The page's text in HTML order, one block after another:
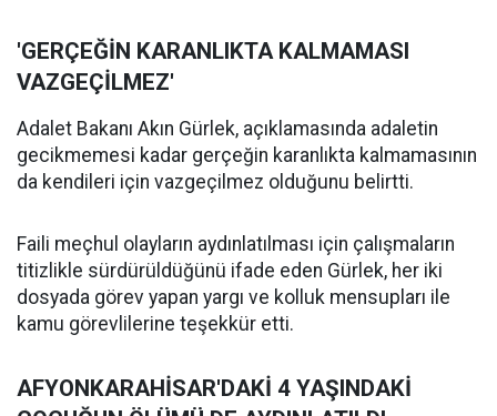
'GERÇEĞİN KARANLIKTA KALMAMASI
VAZGEÇİLMEZ'
Adalet Bakanı Akın Gürlek, açıklamasında adaletin
gecikmemesi kadar gerçeğin karanlıkta kalmamasının
da kendileri için vazgeçilmez olduğunu belirtti.
Faili meçhul olayların aydınlatılması için çalışmaların
titizlikle sürdürüldüğünü ifade eden Gürlek, her iki
dosyada görev yapan yargı ve kolluk mensupları ile
kamu görevlilerine teşekkür etti.
AFYONKARAHİSAR'DAKİ 4 YAŞINDAKİ